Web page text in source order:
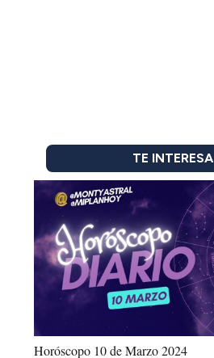
TE INTERESA
Horóscopo 10 de Marzo 2024